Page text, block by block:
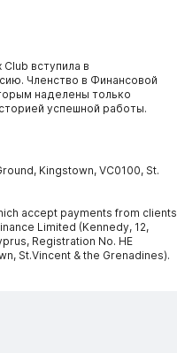
вступила в
Членство в Финансовой
наделены только
успешной работы.
Kingstown, VC0100, St.
accept payments from clients
Limited (Kennedy, 12,
Registration No. HE
St.Vincent & the Grenadines).